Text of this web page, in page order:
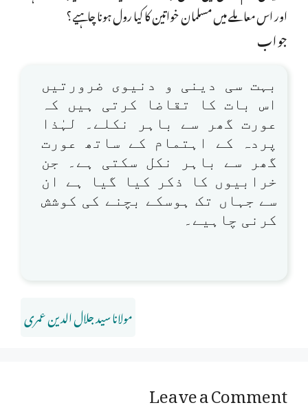
اور اس معاملے میں مسلمان خواتین کا کیا رول ہونا چاہیے؟
جواب
بہت سی دینی و دنیوی ضرورتیں
اس بات کا تقاضا کرتی ہیں کہ
عورت گھر سے باہر نکلے۔ لہٰذا
پردہ کے اہتمام کے ساتھ عورت
گھر سے باہر نکل سکتی ہے۔ جن
خرابیوں کا ذکر کیا گیا ہے ان
سے جہاں تک ہوسکے بچنے کی کوشش
کرنی چاہیے۔
مولانا سید جلال الدین عمری
Leave a Comment